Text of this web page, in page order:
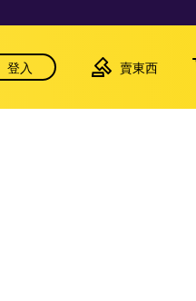
登入 賣東西